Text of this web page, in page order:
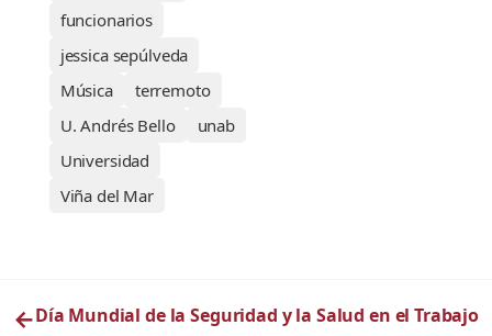
funcionarios
jessica sepúlveda
Música
terremoto
U. Andrés Bello
unab
Universidad
Viña del Mar
←Día Mundial de la Seguridad y la Salud en el Trabajo